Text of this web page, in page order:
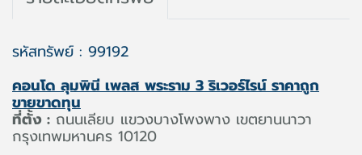
รหัสทรัพย์ : 99192
คอนโด ลุมพินี เพลส พระราม 3 ริเวอร์ไรน์ ราคาถูก
ขายขาดทุน
ที่ตั้ง : ถนนเลียบ แขวงบางโพงพาง เขตยานนาวา
กรุงเทพมหานคร 10120